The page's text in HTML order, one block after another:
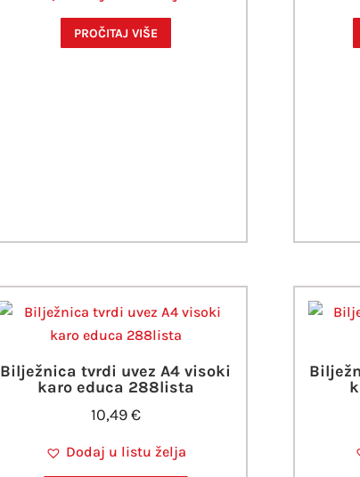
PROČITAJ VIŠE
Bilježnica tvrdi uvez A4 visoki
karo educa 288lista
10,49€
Dodaj u listu želja